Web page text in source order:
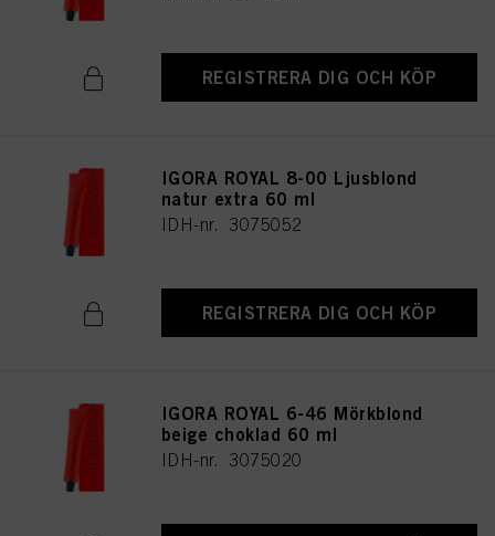
REGISTRERA DIG OCH KÖP
IGORA ROYAL 8-00 Ljusblond
natur extra 60 ml
IDH-nr. 3075052
REGISTRERA DIG OCH KÖP
IGORA ROYAL 6-46 Mörkblond
beige choklad 60 ml
IDH-nr. 3075020